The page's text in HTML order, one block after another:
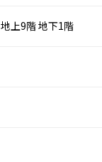
地上9階地下1階